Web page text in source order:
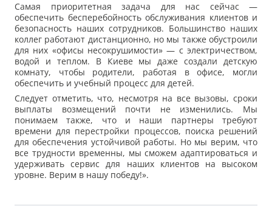
Самая приоритетная задача для нас сейчас —
обеспечить бесперебойность обслуживания клиентов и
безопасность наших сотрудников. Большинство наших
коллег работают дистанционно, но мы также обустроили
для них «офисы несокрушимости» — с электричеством,
водой и теплом. В Киеве мы даже создали детскую
комнату, чтобы родители, работая в офисе, могли
обеспечить и учебный процесс для детей.
Следует отметить, что, несмотря на все вызовы, сроки
выплаты возмещений почти не изменились. Мы
понимаем также, что и наши партнеры требуют
времени для перестройки процессов, поиска решений
для обеспечения устойчивой работы. Но мы верим, что
все трудности временны, мы сможем адаптироваться и
удерживать сервис для наших клиентов на высоком
уровне. Верим в нашу победу!».